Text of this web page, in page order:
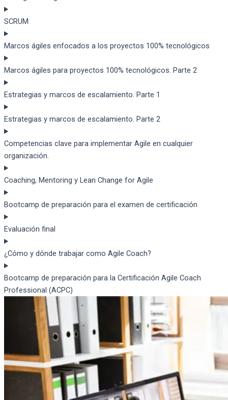
SCRUM
Marcos ágiles enfocados a los proyectos 100% tecnológicos
Marcos ágiles para proyectos 100% tecnológicos. Parte 2
Estrategias y marcos de escalamiento. Parte 1
Estrategias y marcos de escalamiento. Parte 2
Competencias clave para implementar Agile en cualquier
organización.
Coaching, Mentoring y Lean Change for Agile
Bootcamp de preparación para el examen de certificación
Evaluación final
¿Cómo y dónde trabajar como Agile Coach?
Bootcamp de preparación para la Certificación Agile Coach
Professional (ACPC)